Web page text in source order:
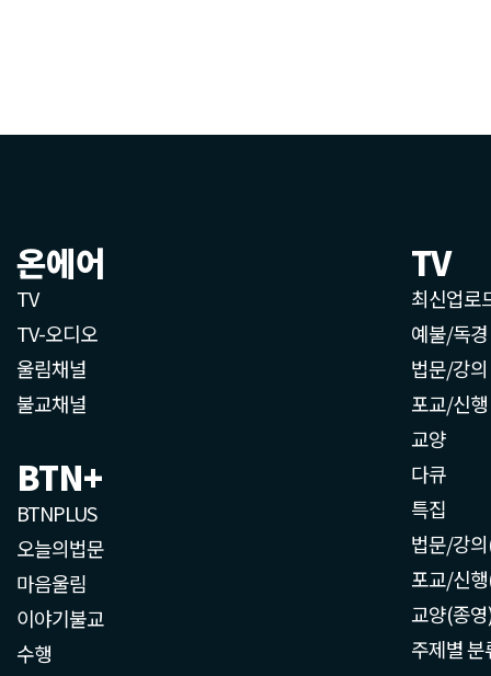
온에어
TV
TV-오디오
울림채널
불교채널
BTN+
BTNPLUS
오늘의법문
마음울림
이야기불교
수행
TV
최신업로
예불/독경
법문/강의
포교/신행
교양
다큐
특집
법문/강
포교/신
교양(종
주제별 분